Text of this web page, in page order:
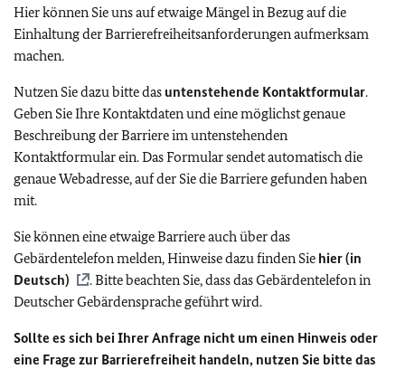
Hier können Sie uns auf etwaige Mängel in Bezug auf die
Einhaltung der Barrierefreiheitsanforderungen aufmerksam
machen.
Nutzen Sie dazu bitte das untenstehende Kontaktformular.
Geben Sie Ihre Kontaktdaten und eine möglichst genaue
Beschreibung der Barriere im untenstehenden
Kontaktformular ein. Das Formular sendet automatisch die
genaue Webadresse, auf der Sie die Barriere gefunden haben
mit.
Sie können eine etwaige Barriere auch über das
Gebärdentelefon melden, Hinweise dazu finden Sie hier (in
Deutsch)
. Bitte beachten Sie, dass das Gebärdentelefon in
Deutscher Gebärdensprache geführt wird.
Sollte es sich bei Ihrer Anfrage nicht um einen Hinweis oder
eine Frage zur Barrierefreiheit handeln, nutzen Sie bitte das